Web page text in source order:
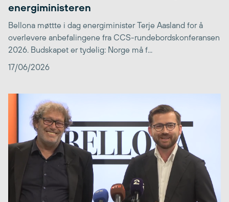
energiministeren
Bellona møttte i dag energiminister Terje Aasland for å
overlevere anbefalingene fra CCS-rundebordskonferansen
2026. Budskapet er tydelig: Norge må f...
17/06/2026